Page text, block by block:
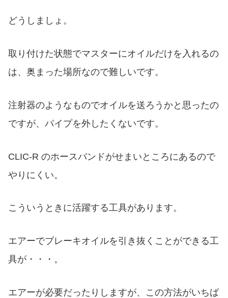
どうしましょ。
取り付けた状態でマスターにオイルだけを入れるの
は、奥まった場所なので難しいです。
注射器のようなものでオイルを送ろうかと思ったの
ですが、パイプを外したくないです。
CLIC-R のホースバンドがせまいところにあるので
やりにくい。
こういうときに活躍する工具があります。
エアーでブレーキオイルを引き抜くことができる工
具が・・・。
エアーが必要だったりしますが、この方法がいちば